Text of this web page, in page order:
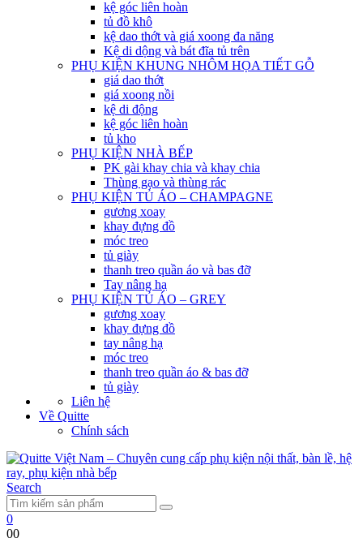
kệ góc liên hoàn
tủ đồ khô
kệ dao thớt và giá xoong đa năng
Kệ di dộng và bát đĩa tủ trên
PHỤ KIỆN KHUNG NHÔM HỌA TIẾT GỖ
giá dao thớt
giá xoong nồi
kệ di động
kệ góc liên hoàn
tủ kho
PHỤ KIỆN NHÀ BẾP
PK gài khay chia và khay chia
Thùng gạo và thùng rác
PHỤ KIỆN TỦ ÁO – CHAMPAGNE
gương xoay
khay đựng đồ
móc treo
tủ giày
thanh treo quần áo và bas đỡ
Tay nâng hạ
PHỤ KIỆN TỦ ÁO – GREY
gương xoay
khay đựng đồ
tay nâng hạ
móc treo
thanh treo quần áo & bas đỡ
tủ giày
Liên hệ
Về Quitte
Chính sách
Search
0
00